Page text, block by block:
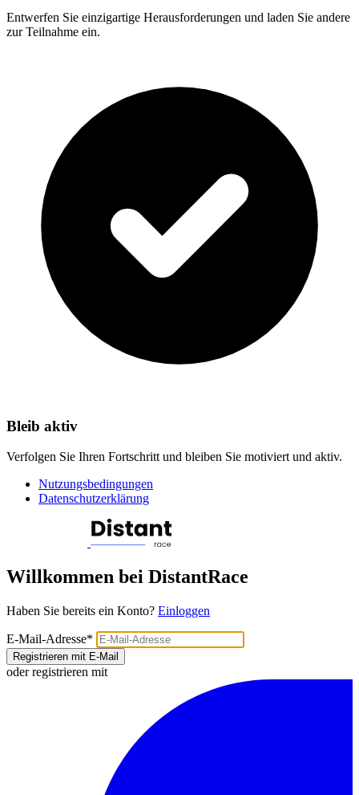
Entwerfen Sie einzigartige Herausforderungen und laden Sie andere
zur Teilnahme ein.
Bleib aktiv
Verfolgen Sie Ihren Fortschritt und bleiben Sie motiviert und aktiv.
Nutzungsbedingungen
Datenschutzerklärung
Willkommen bei DistantRace
Haben Sie bereits ein Konto? Einloggen
E-Mail-Adresse*
Registrieren mit E-Mail
oder registrieren mit